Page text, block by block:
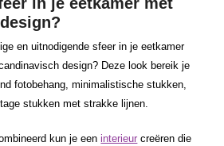
in je eetkamer met
en uitnodigende sfeer in je eetkamer
design? Deze look bereik je
fotobehang, minimalistische stukken,
stukken met strakke lijnen.
kun je eeninterieur creëren die